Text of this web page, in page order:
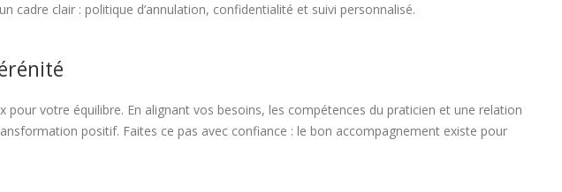
cadre clair : politique d’annulation, confidentialité et suivi personnalisé.
pour votre équilibre. En alignant vos besoins, les compétences du praticien et une relation
positif. Faites ce pas avec confiance : le bon accompagnement existe pour